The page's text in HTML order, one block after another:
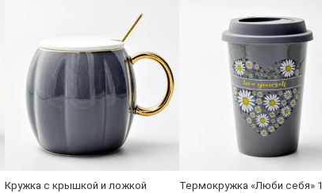
Кружка с крышкой и ложкой
Термокружка «Люби себя»